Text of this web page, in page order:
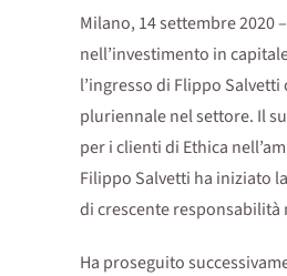
Milano, 14 settembre 2020
nell’investimento in
l’ingresso di Flippo
pluriennale nel settore. Il
per i clienti di Ethica
Filippo Salvetti ha iniziato
di crescente responsabilità
Ha proseguito